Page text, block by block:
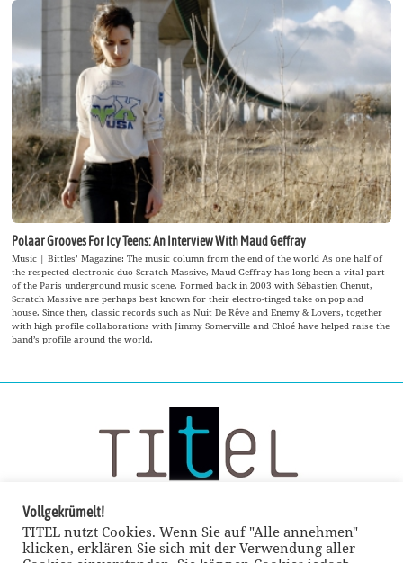
Polaar Grooves For Icy Teens: An Interview With Maud Geffray
Music | Bittles’ Magazine: The music column from the end of the world As one half of
the respected electronic duo Scratch Massive, Maud Geffray has long been a vital part
of the Paris underground music scene. Formed back in 2003 with Sébastien Chenut,
Scratch Massive are perhaps best known for their electro-tinged take on pop and
house. Since then, classic records such as Nuit De Rêve and Enemy & Lovers, together
with high profile collaborations with Jimmy Somerville and Chloé have helped raise the
band’s profile around the world.
Vollgekrümelt!
TITEL nutzt Cookies. Wenn Sie auf "Alle annehmen"
klicken, erklären Sie sich mit der Verwendung aller